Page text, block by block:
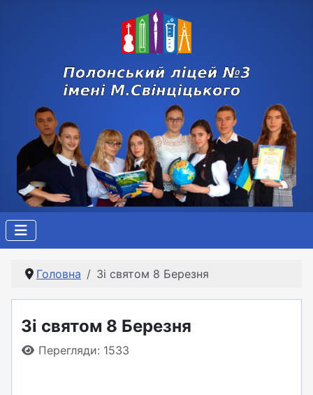
Головна Зі святом 8 Березня
Зі святом 8 Березня
Перегляди: 1533